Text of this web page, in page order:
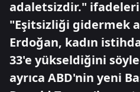
adaletsizdir."
"Eşitsizliği gidermek
Erdoğan, kadın
33'e yükseldiğini
ayrıca ABD'nin yeni